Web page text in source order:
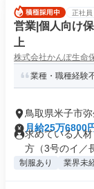
正社員
営業|個人向け
上
株式会社かんぽ生命
業種・職種経験
鳥取県米子市
月給25万6800
求めている人
方（3号のイ／
制服あり 業界未